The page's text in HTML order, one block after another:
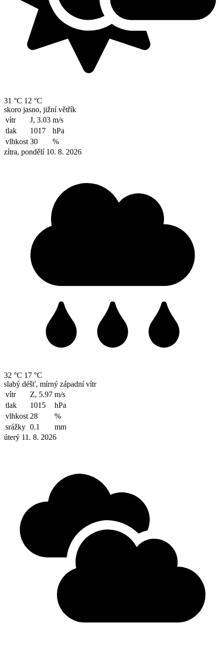
31 °C 12 °C
skoro jasno, jižní větřík
vítr
J, 3.03 m/s
tlak
1017
hPa
vlhkost 30
%
zítra, pondělí 10. 8. 2026
32 °C 17 °C
slabý déšť, mírný západní vítr
vítr
Z, 5.97 m/s
tlak
1015
hPa
vlhkost 28
%
srážky 0.1
mm
úterý 11. 8. 2026